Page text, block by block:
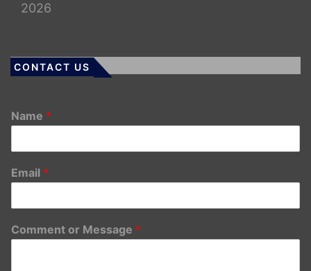
2026
CONTACT US
Name *
Email *
Comment or Message *